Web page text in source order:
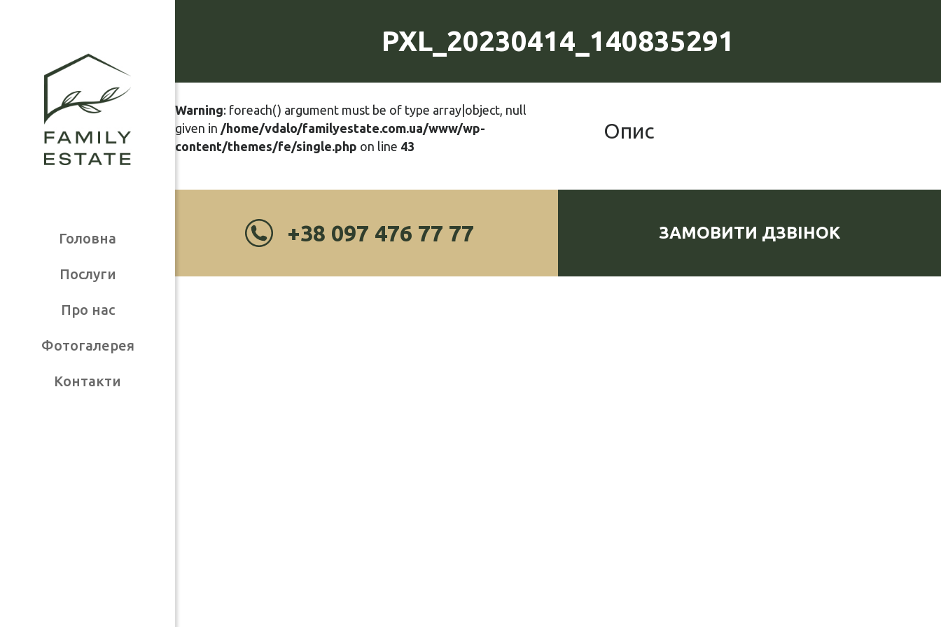
Головна
Послуги
Про нас
Фотогалерея
Контакти
PXL_20230414_140835291
Опис
Warning: foreach() argument must be of type array|object, null
given in /home/vdalo/familyestate.com.ua/www/wp-
content/themes/fe/single.php on line 43
+38 097 476 77 77 ЗАМОВИТИ ДЗВІНОК